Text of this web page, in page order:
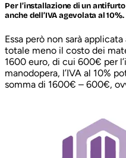
Per l’installazione di un
anche dell’IVA agevolata al 10%.
Essa però non sarà
totale meno il costo dei
1600 euro, di cui 600€ per
manodopera, l’IVA al 10%
somma di 1600€ – 600€,